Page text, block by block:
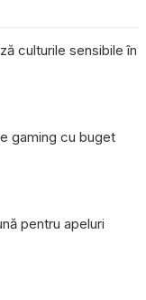
culturile sensibile în
gaming cu buget
pentru apeluri